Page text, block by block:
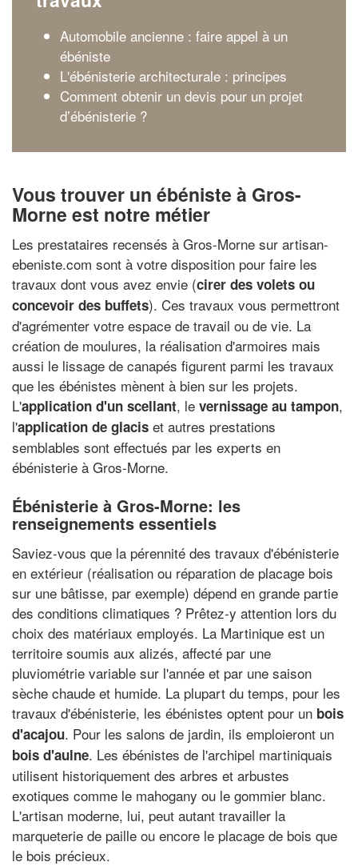
Automobile ancienne : faire appel à un
ébéniste
L'ébénisterie architecturale : principes
Comment obtenir un devis pour un projet
d’ébénisterie ?
Vous trouver un ébéniste à Gros-
Morne est notre métier
Les prestataires recensés à Gros-Morne sur artisan-
ebeniste.com sont à votre disposition pour faire les
travaux dont vous avez envie (cirer des volets ou
concevoir des buffets). Ces travaux vous permettront
d'agrémenter votre espace de travail ou de vie. La
création de moulures, la réalisation d'armoires mais
aussi le lissage de canapés figurent parmi les travaux
que les ébénistes mènent à bien sur les projets.
L'application d'un scellant, le vernissage au tampon,
l'application de glacis et autres prestations
semblables sont effectués par les experts en
ébénisterie à Gros-Morne.
Ébénisterie à Gros-Morne: les
renseignements essentiels
Saviez-vous que la pérennité des travaux d'ébénisterie
en extérieur (réalisation ou réparation de placage bois
sur une bâtisse, par exemple) dépend en grande partie
des conditions climatiques ? Prêtez-y attention lors du
choix des matériaux employés. La Martinique est un
territoire soumis aux alizés, affecté par une
pluviométrie variable sur l'année et par une saison
sèche chaude et humide. La plupart du temps, pour les
travaux d'ébénisterie, les ébénistes optent pour un bois
d'acajou. Pour les salons de jardin, ils emploieront un
bois d'aulne. Les ébénistes de l'archipel martiniquais
utilisent historiquement des arbres et arbustes
exotiques comme le mahogany ou le gommier blanc.
L'artisan moderne, lui, peut autant travailler la
marqueterie de paille ou encore le placage de bois que
le bois précieux.